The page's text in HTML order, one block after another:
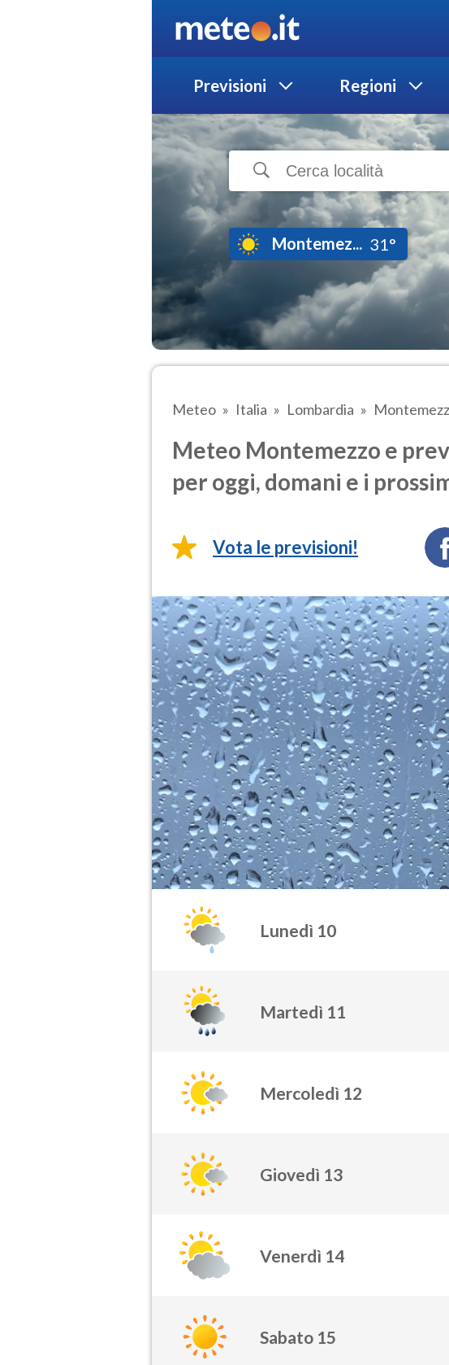
Previsioni Regioni
Montemez... 31°
Meteo Italia Lombardia
Meteo Montemezzo e
per oggi, domani e i
Vota le previsioni!
Lunedì 10
Martedì 11
Mercoledì 12
Giovedì 13
Venerdì 14
Sabato 15